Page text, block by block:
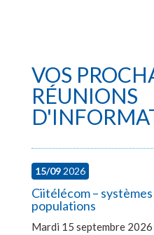
VOS
RÉUNIONS
15/092026
Ciitélécom –
populations
Mardi 15 septembre 2026